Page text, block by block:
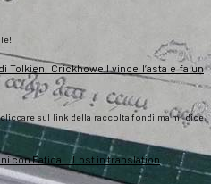
Tolkien, Crickhowell vince l’asta e fa un
sul link della raccolta fondi ma mi dice
con Fatica… Lost in translation